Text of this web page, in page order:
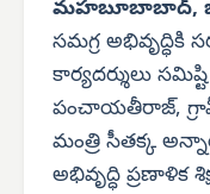
మహబూబాబాద్,
సమగ్ర అభివృద్ధికి
కార్యదర్శులు
పంచాయతీరాజ్,
మంత్రి సీతక్క
అభివృద్ధి ప్రణాళిక